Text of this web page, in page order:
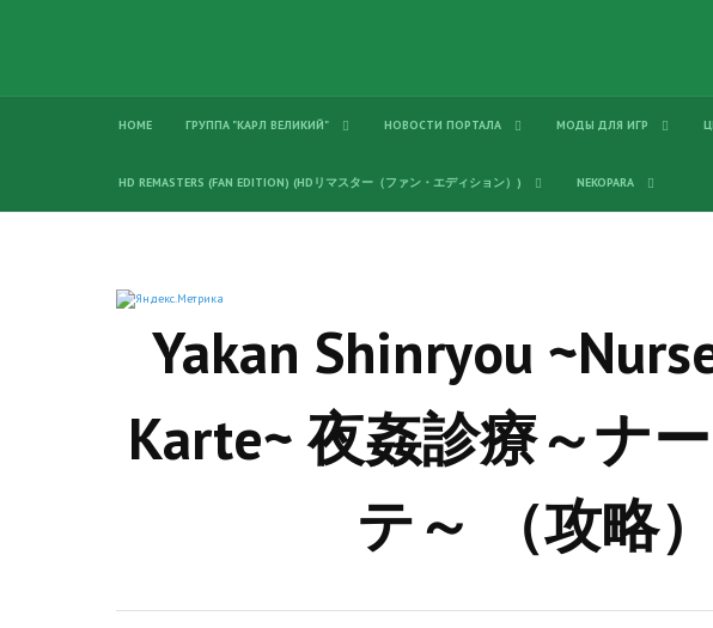
HOME ГРУППА "КАРЛ ВЕЛИКИЙ" НОВОСТИ ПОРТАЛА МОДЫ ДЛЯ ИГР
HD REMASTERS (FAN EDITION) (HDリマスター（ファン・エディション）) NEKOPARA
Yakan Shinryou
Karte~ 夜姦診療～ナ
テ～ （攻略